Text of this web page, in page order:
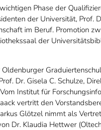
Phase der
der Universität, Prof.
im Beruf. Promotion
der
Dr. Gisela C. Schulze,
Institut für
vertritt den
Glötzel nimmt als
Dr. Klaudia Hettwer